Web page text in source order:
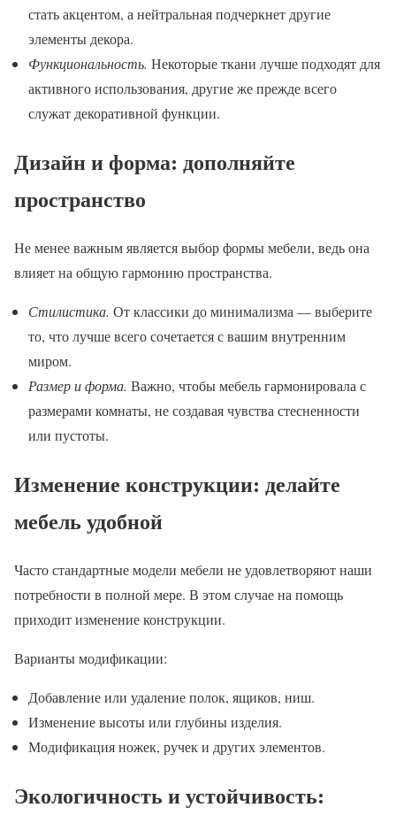
стать акцентом, а нейтральная подчеркнет другие
элементы декора.
Функциональность. Некоторые ткани лучше подходят для
активного использования, другие же прежде всего
служат декоративной функции.
Дизайн и форма: дополняйте
пространство
Не менее важным является выбор формы мебели, ведь она
влияет на общую гармонию пространства.
Стилистика. От классики до минимализма — выберите
то, что лучше всего сочетается с вашим внутренним
миром.
Размер и форма. Важно, чтобы мебель гармонировала с
размерами комнаты, не создавая чувства стесненности
или пустоты.
Изменение конструкции: делайте
мебель удобной
Часто стандартные модели мебели не удовлетворяют наши
потребности в полной мере. В этом случае на помощь
приходит изменение конструкции.
Варианты модификации:
Добавление или удаление полок, ящиков, ниш.
Изменение высоты или глубины изделия.
Модификация ножек, ручек и других элементов.
Экологичность и устойчивость: